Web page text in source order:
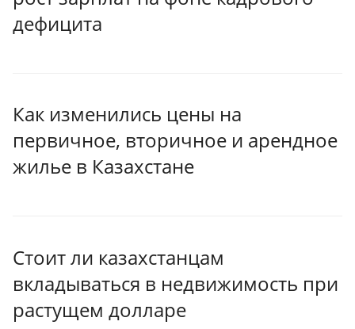
дефицита
Как изменились цены на
первичное, вторичное и арендное
жилье в Казахстане
Стоит ли казахстанцам
вкладываться в недвижимость при
растущем долларе